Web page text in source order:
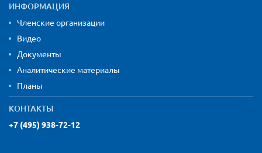
ИНФОРМАЦИЯ
Членские организации
Видео
Документы
Аналитические материалы
Планы
КОНТАКТЫ
+7 (495) 938-72-12